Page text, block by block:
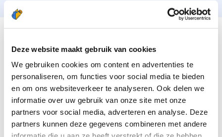
Deze website maakt gebruik van cookies
We gebruiken cookies om content en advertenties te
personaliseren, om functies voor social media te bieden
en om ons websiteverkeer te analyseren. Ook delen we
informatie over uw gebruik van onze site met onze
partners voor social media, adverteren en analyse. Deze
partners kunnen deze gegevens combineren met andere
DEZE KWALITEITEN HEEFT ONZE TOP
KRANTENBEZORGER
Je bent verantwoordelijk en zelfstandig
Je houdt van lekker bewegen in de frisse lucht
Je houdt vooral van fijn werk dat lekker bijverdient!
Je wordt blij van het bezorgen van het laatste nieuws